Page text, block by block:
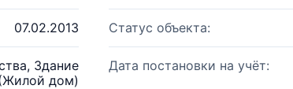
07.02.2013 Статус объекта:
Здание
дом)
Дата постановки на учёт: